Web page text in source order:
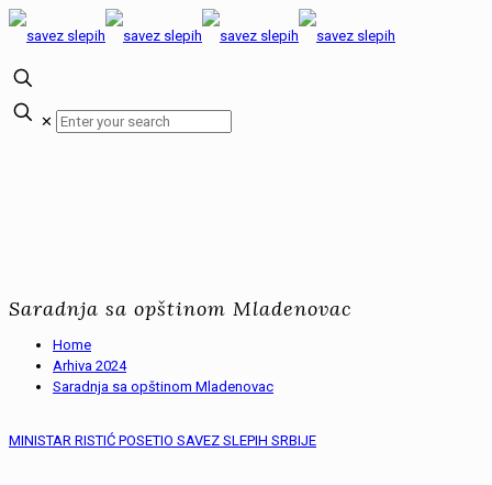
✕
Saradnja sa opštinom Mladenovac
Home
Arhiva 2024
Saradnja sa opštinom Mladenovac
MINISTAR RISTIĆ POSETIO SAVEZ SLEPIH SRBIJE